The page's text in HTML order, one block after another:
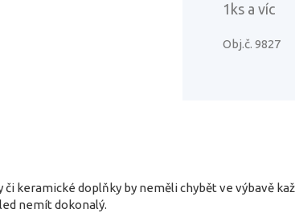
1ks a víc
Obj.č. 9827
či keramické doplňky by neměli chybět ve výbavě
nemít dokonalý.